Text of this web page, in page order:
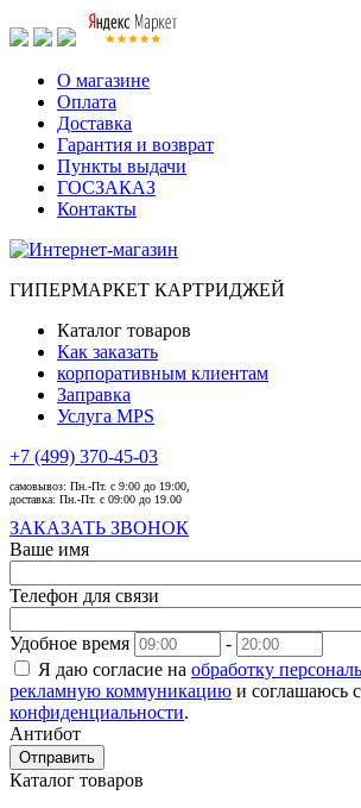
О магазине
Оплата
Доставка
Гарантия и возврат
Пункты выдачи
ГОСЗАКАЗ
Контакты
ГИПЕРМАРКЕТ КАРТРИДЖЕЙ
Каталог товаров
Как заказать
корпоративным клиентам
Заправка
Услуга MPS
+7 (499) 370-45-03
самовывоз: Пн.-Пт. с 9:00 до 19:00,
доставка: Пн.-Пт. с 09:00 до 19.00
ЗАКАЗАТЬ ЗВОНОК
Ваше имя
Телефон для связи
Удобное время
-
Я даю согласие на обработку
рекламную коммуникацию и соглашаюсь с
конфиденциальности.
Антибот
Отправить
Каталог товаров